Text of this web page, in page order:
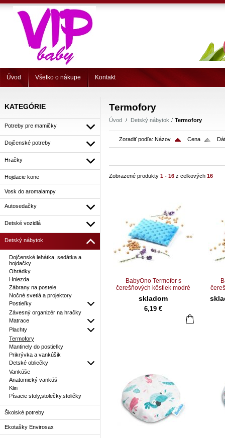
Úvod Všetko o nákupe Kontakt
KATEGÓRIE
Potreby pre mamičky
Dojčenské potreby
Hračky
Hojdacie kone
Vosk do aromalampy
Autosedačky
Detské vozidlá
Detský nábytok
Dojčenské lehátka, sedátka a
hojdačky
Ohrádky
Hniezda
Zábrany na postele
Nočné svetlá a projektory
Postieľky
Závesný organizér na hračky
Matrace
Plachty
Termofory
Mantinely do postieľky
Prikrývka a vankúšik
Detské obliečky
Vankúše
Anatomický vankúš
Klin
Písacie stoly,stolečky,stoličky
Školské potreby
Ekotašky Envirosax
Termofory
Úvod Detský nábytok Termofory
Zoradiť podľa: Názov Cena
Zobrazené produkty 1 - 16 z celkových 16
BabyOno Termofor s
čerešňových kôstiek modré
skladom
6,19 €